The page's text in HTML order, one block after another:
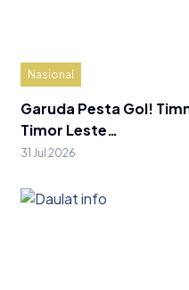
Nasional
Garuda Pesta Gol!
Timor Leste…
31 Jul 2026